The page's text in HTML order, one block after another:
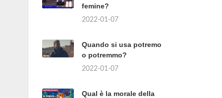
femine?
2022-01-07
Quando si usa potremo
o potremmo?
2022-01-07
Qual è la morale della